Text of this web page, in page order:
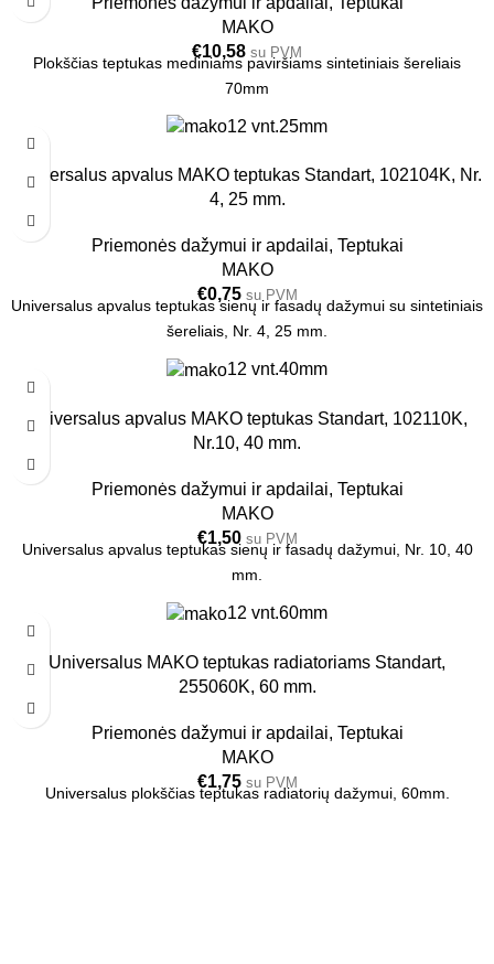
MAKO
€10,58 su PVM
Plokščias teptukas mediniams paviršiams sintetiniais šereliais
70mm
12 vnt.25mm
Universalus apvalus MAKO teptukas Standart, 102104K, Nr.
4, 25 mm.
Priemonės dažymui ir apdailai, Teptukai
MAKO
€0,75 su PVM
Universalus apvalus teptukas sienų ir fasadų dažymui su sintetiniais
šereliais, Nr. 4, 25 mm.
12 vnt.40mm
Universalus apvalus MAKO teptukas Standart, 102110K,
Nr.10, 40 mm.
Priemonės dažymui ir apdailai, Teptukai
MAKO
€1,50 su PVM
Universalus apvalus teptukas sienų ir fasadų dažymui, Nr. 10, 40
mm.
12 vnt.60mm
Universalus MAKO teptukas radiatoriams Standart,
255060K, 60 mm.
Priemonės dažymui ir apdailai, Teptukai
MAKO
€1,75 su PVM
Universalus plokščias teptukas radiatorių dažymui, 60mm.